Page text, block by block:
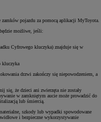
pojazdu za pomocą aplikacji MyToyota.
możliwe, jeśli:
Cyfrowego kluczyka) znajduje się w
kluczyka
drzwi zakończy się niepowodzeniem, a
się, że dzieci ani zwierzęta nie zostały
w zamkniętym aucie może prowadzić do
lub śmiercią.
szkody lub wypadki spowodowane
i bezpieczne wykorzystywanie